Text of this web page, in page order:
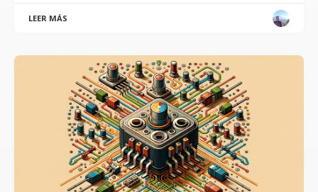
LEER MÁS